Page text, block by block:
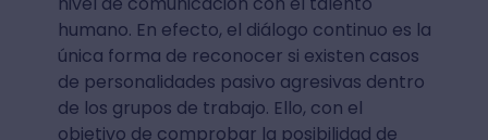
humano. En efecto, el diálogo continuo es la
única forma de reconocer si existen casos
de personalidades pasivo agresivas dentro
de los grupos de trabajo. Ello, con el
objetivo de comprobar la posibilidad de